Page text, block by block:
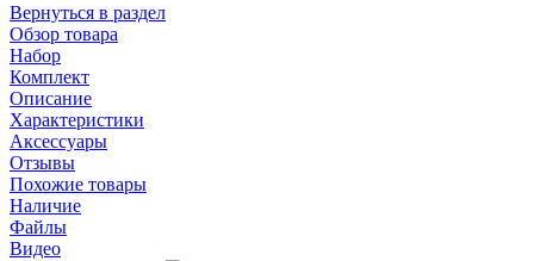
Вернуться в раздел
Обзор товара
Набор
Комплект
Описание
Характеристики
Аксессуары
Отзывы
Похожие товары
Наличие
Файлы
Видео